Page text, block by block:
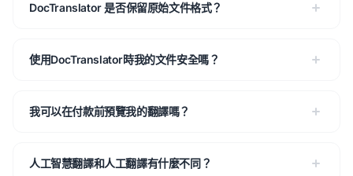
DocTranslator 是否保留原始文件格式？
使用DocTranslator時我的文件安全嗎？
我可以在付款前預覽我的翻譯嗎？
人工智慧翻譯和人工翻譯有什麼不同？